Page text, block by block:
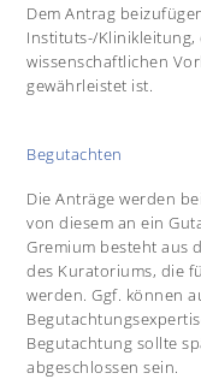
Dem Antrag
Instituts-/
wissenschaftlichen
gewährleistet ist.
Begutachten
Die Anträge werden
von diesem an ein
Gremium besteht aus
des Kuratoriums, die
werden. Ggf. können
Begutachtung sollte
abgeschlossen sein.